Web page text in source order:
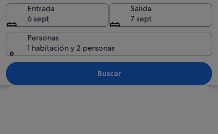
El exterior del Centro Canadian Tire
Entrada
6 sept
Salida
7 sept
Personas
1 habitación y 2 personas
Buscar